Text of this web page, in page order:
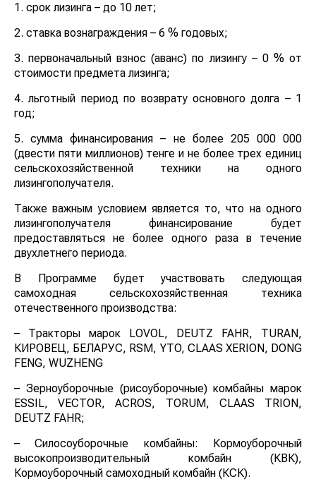
1. срок лизинга – до 10 лет;
2. ставка вознаграждения – 6 % годовых;
3. первоначальный взнос (аванс) по лизингу – 0 % от
стоимости предмета лизинга;
4. льготный период по возврату основного долга – 1
год;
5. сумма финансирования – не более 205 000 000
(двести пяти миллионов) тенге и не более трех единиц
сельскохозяйственной техники на одного
лизингополучателя.
Также важным условием является то, что на одного
лизингополучателя финансирование будет
предоставляться не более одного раза в течение
двухлетнего периода.
В Программе будет участвовать следующая
самоходная сельскохозяйственная техника
отечественного производства:
– Тракторы марок LOVOL, DEUTZ FAHR, TURAN,
КИРОВЕЦ, БЕЛАРУС, RSM, YTO, CLAAS XERION, DONG
FENG, WUZHENG
– Зерноуборочные (рисоуборочные) комбайны марок
ESSIL, VECTOR, ACROS, TORUM, CLAAS TRION,
DEUTZ FAHR;
– Силосоуборочные комбайны: Кормоуборочный
высокопроизводительный комбайн (КВК),
Кормоуборочный самоходный комбайн (КСК).